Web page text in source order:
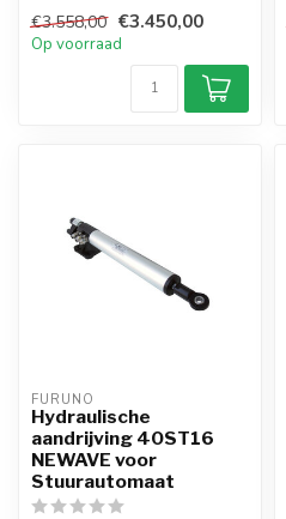
€3.558,00 €3.450,00
Op voorraad
FURUNO
Hydraulische
aandrijving 40ST16
NEWAVE voor
Stuurautomaat